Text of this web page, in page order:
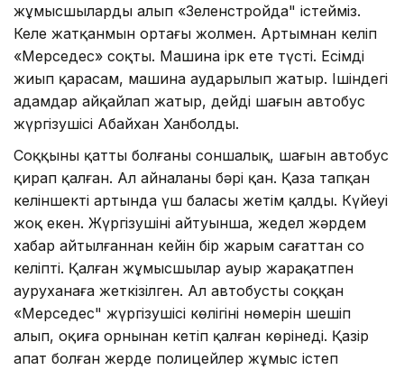
жұмысшыларды алып «Зеленстройда" істейміз.
Келе жатқанмын ортаңғы жолмен. Артымнан келіп
«Мерседес» соқты. Машина ірк ете түсті. Есімді
жиып қарасам, машина аударылып жатыр. Ішіндегі
адамдар айқайлап жатыр, дейді шағын автобус
жүргізушісі Абайхан Ханболды.
Соққының қатты болғаны соншалық, шағын автобус
қирап қалған. Ал айналаның бәрі қан. Қаза тапқан
келіншектің артында үш баласы жетім қалды. Күйеуі
жоқ екен. Жүргізушінің айтуынша, жедел жәрдем
хабар айтылғаннан кейін бір жарым сағаттан соң
келіпті. Қалған жұмысшылар ауыр жарақатпен
ауруханаға жеткізілген. Ал автобусты соққан
«Мерседес" жүргізушісі көлігінің нөмерін шешіп
алып, оқиға орнынан кетіп қалған көрінеді. Қазір
апат болған жерде полицейлер жұмыс істеп